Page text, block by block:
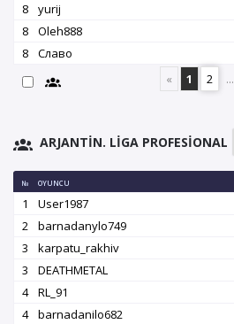
8
yurij
8
Oleh888
8
Славо
«
1 2 ...
ARJANTIN. LIGA PROFESIONAL
№ OYUNCU
1 User1987
2
barnadanylo749
3
karpatu_rakhiv
3
DEATHMETAL
4
RL_91
4
barnadanilo682